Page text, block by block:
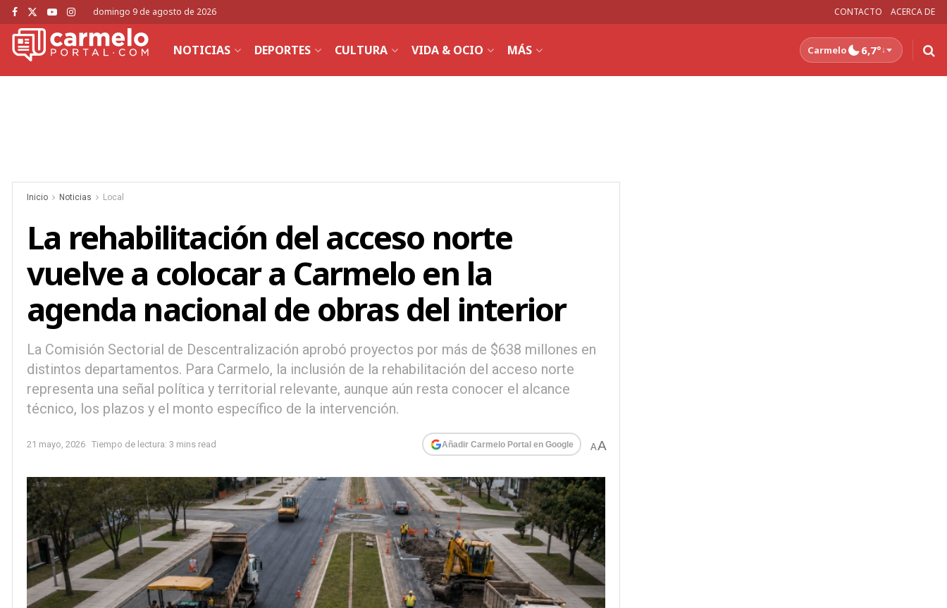
domingo 9 de agosto de 2026 CONTACTO ACERCA DE
NOTICIAS DEPORTES CULTURA VIDA & OCIO MÁS Carmelo 6,7°↓
Inicio Noticias Local
La rehabilitación del acceso norte
vuelve a colocar a Carmelo en la
agenda nacional de obras del interior
La Comisión Sectorial de Descentralización aprobó proyectos por más de $638 millones en
distintos departamentos. Para Carmelo, la inclusión de la rehabilitación del acceso norte
representa una señal política y territorial relevante, aunque aún resta conocer el alcance
técnico, los plazos y el monto específico de la intervención.
21 mayo, 2026 Tiempo de lectura: 3 mins read Añadir Carmelo Portal en Google AA